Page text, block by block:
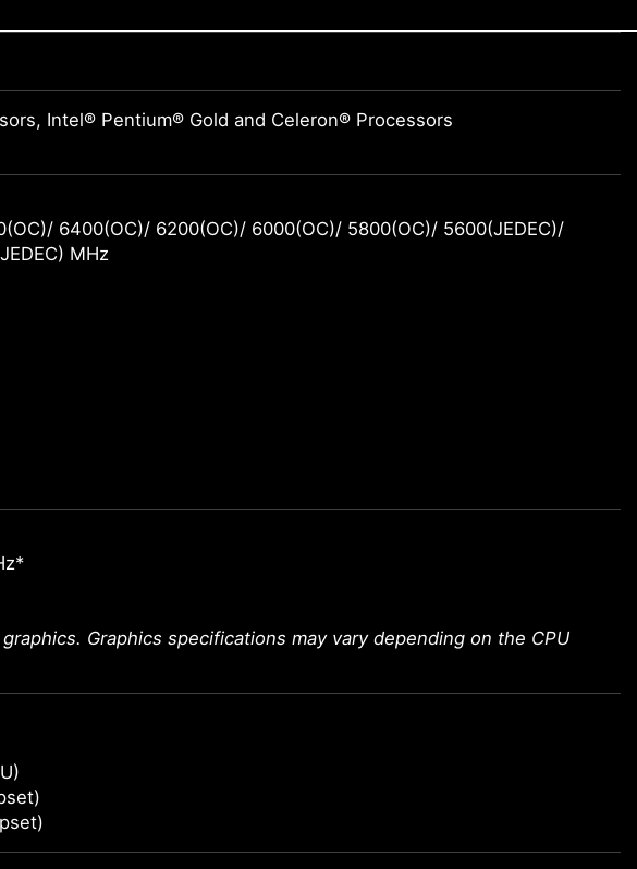
Intel® Pentium® Gold and Celeron® Processors
6400(OC)/ 6200(OC)/ 6000(OC)/ 5800(OC)/ 5600(JEDEC)/
MHz
Graphics specifications may vary depending on the CPU